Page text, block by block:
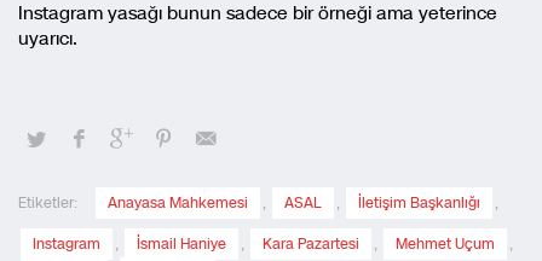
Instagram yasağı bunun sadece bir örneği ama yeterince
uyarıcı.
Etiketler: Anayasa Mahkemesi , ASAL , İletişim Başkanlığı ,
Instagram , İsmail Haniye , Kara Pazartesi , Mehmet Uçum
,